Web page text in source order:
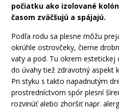
počiatku ako izolované
časom zväčšujú a spájajú.
Podľa rodu sa plesne môžu
okrúhle ostrovčeky, čierne
vaty apod. Tu okrem estetickej
do úvahy tiež zdravotný aspekt
Pri styku s takto napadnutým
prostredníctvom spór plesní
rozvinúť alebo zhoršiť napr. a